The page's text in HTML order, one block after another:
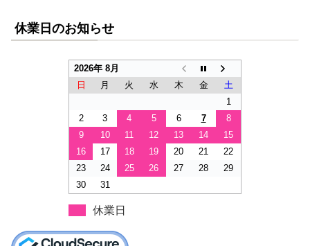
休業日のお知らせ
2026年 8月
日
月 火 水 木 金
土
1
2
3 4 5 6 7
8
9
10 11 12 13 14
15
16
17 18 19 20 21
22
23
24 25 26 27 28
29
30
31
休業日